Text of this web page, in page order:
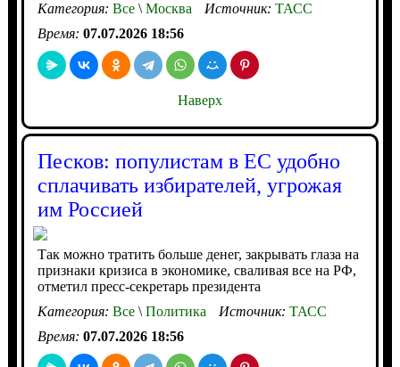
Категория: Все\Москва Источник: ТАСС
Время: 07.07.2026 18:56
Наверх
Песков: популистам в ЕС удобно
сплачивать избирателей, угрожая
им Россией
Так можно тратить больше денег, закрывать глаза на
признаки кризиса в экономике, сваливая все на РФ,
отметил пресс-секретарь президента
Категория: Все\Политика Источник: ТАСС
Время: 07.07.2026 18:56